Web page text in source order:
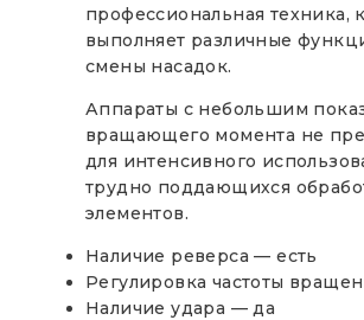
профессиональная техника,
выполняет различные
смены насадок.
Аппараты с небольшим
вращающего момента не
для интенсивного
трудно поддающихся
элементов.
Наличие реверса — есть
Регулировка частоты
Наличие удара — да